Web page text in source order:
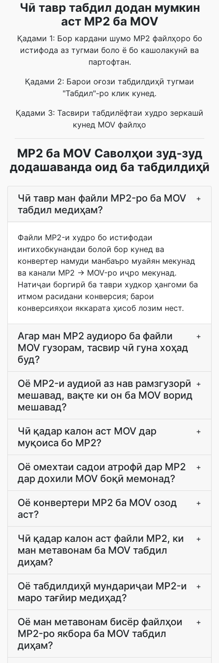
Чӣ тавр табдил додан мумкин
аст MP2 ба MOV
Қадами 1: Бор кардани шумо MP2 файлҳоро бо
истифода аз тугмаи боло ё бо кашолакунӣ ва
партофтан.
Қадами 2: Барои оғози табдилдиҳӣ тугмаи
"Табдил"-ро клик кунед.
Қадами 3: Тасвири табдилёфтаи худро зеркашӣ
кунед MOV файлҳо
MP2 ба MOV Саволҳои зуд-зуд
додашаванда оид ба табдилдиҳӣ
Чӣ тавр ман файли MP2-ро ба MOV
табдил медиҳам?
+
Файли MP2-и худро бо истифодаи
интихобкунандаи болоӣ бор кунед ва
конвертер намуди манбаъро муайян мекунад
ва канали MP2 → MOV-ро иҷро мекунад.
Натиҷаи боргирӣ ба таври худкор ҳангоми ба
итмом расидани конверсия; барои
конверсияҳои яккарата ҳисоб лозим нест.
Агар ман MP2 аудиоро ба файли
MOV гузорам, тасвир чӣ гуна хоҳад
буд?
+
Оё MP2-и аудиоӣ аз нав рамзгузорӣ
мешавад, вақте ки он ба MOV ворид
мешавад?
+
Чӣ қадар калон аст MOV дар
муқоиса бо MP2?
+
Оё омехтаи садои атрофӣ дар MP2
дар дохили MOV боқӣ мемонад?
+
Оё конвертери MP2 ба MOV озод
аст?
+
Чӣ қадар калон аст файли MP2, ки
ман метавонам ба MOV табдил
диҳам?
+
Оё табдилдиҳӣ мундариҷаи MP2-и
маро тағйир медиҳад?
+
Оё ман метавонам бисёр файлҳои
MP2-ро якбора ба MOV табдил
диҳам?
+